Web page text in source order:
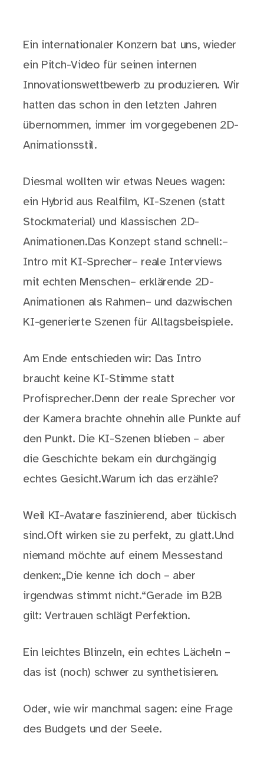
Ein internationaler Konzern bat uns, wieder
ein Pitch-Video für seinen internen
Innovationswettbewerb zu produzieren. Wir
hatten das schon in den letzten Jahren
übernommen, immer im vorgegebenen 2D-
Animationsstil.
Diesmal wollten wir etwas Neues wagen:
ein Hybrid aus Realfilm, KI-Szenen (statt
Stockmaterial) und klassischen 2D-
Animationen.Das Konzept stand schnell:–
Intro mit KI-Sprecher– reale Interviews
mit echten Menschen– erklärende 2D-
Animationen als Rahmen– und dazwischen
KI-generierte Szenen für Alltagsbeispiele.
Am Ende entschieden wir: Das Intro
braucht keine KI-Stimme statt
Profisprecher.Denn der reale Sprecher vor
der Kamera brachte ohnehin alle Punkte auf
den Punkt. Die KI-Szenen blieben – aber
die Geschichte bekam ein durchgängig
echtes Gesicht.Warum ich das erzähle?
Weil KI-Avatare faszinierend, aber tückisch
sind.Oft wirken sie zu perfekt, zu glatt.Und
niemand möchte auf einem Messestand
denken:„Die kenne ich doch – aber
irgendwas stimmt nicht.“Gerade im B2B
gilt: Vertrauen schlägt Perfektion.
Ein leichtes Blinzeln, ein echtes Lächeln –
das ist (noch) schwer zu synthetisieren.
Oder, wie wir manchmal sagen: eine Frage
des Budgets und der Seele.